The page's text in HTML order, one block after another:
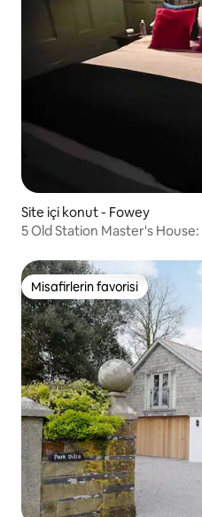
Site içi konut - Fowey
5 Old Station Master's
Misafirlerin favorisi
Misafirlerin favorisi